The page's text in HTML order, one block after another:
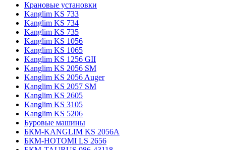
Крановые установки
Kanglim KS 733
Kanglim KS 734
Kanglim KS 735
Kanglim KS 1056
Kanglim KS 1065
Kanglim KS 1256 GII
Kanglim KS 2056 SM
Kanglim KS 2056 Auger
Kanglim KS 2057 SM
Kanglim KS 2605
Kanglim KS 3105
Kanglim KS 5206
Буровые машины
БКМ-KANGLIM KS 2056A
БКМ-HOTOMI LS 2656